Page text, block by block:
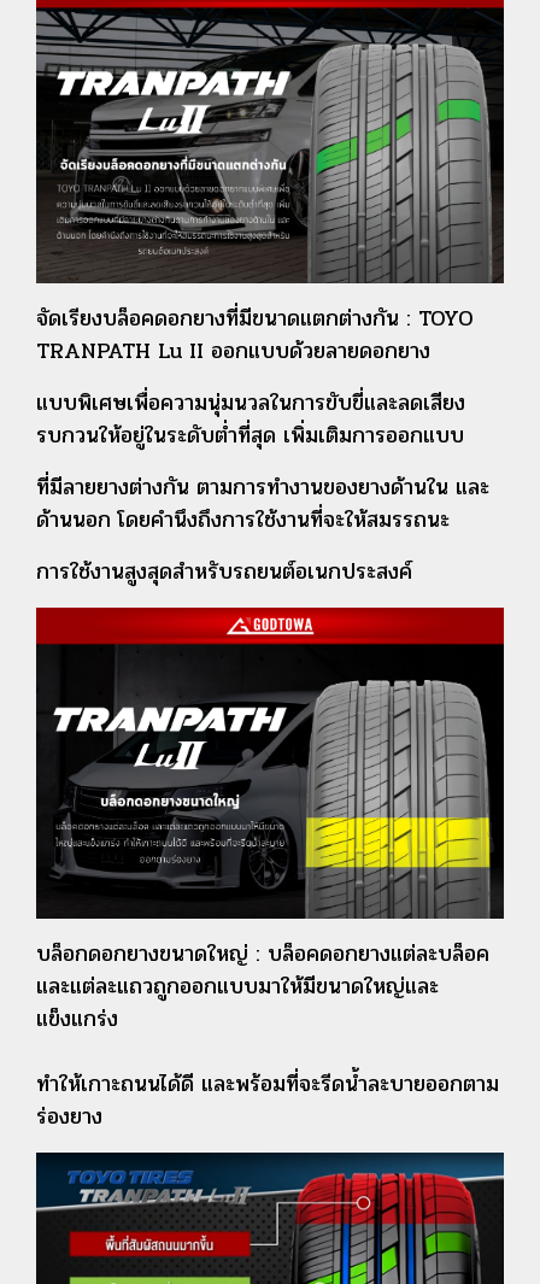
จัดเรียงบล็อคดอกยางที่มีขนาดแตกต่างกัน : TOYO
TRANPATH Lu II ออกแบบด้วยลายดอกยาง
แบบพิเศษเพื่อความนุ่มนวลในการขับขี่และลดเสียง
รบกวนให้อยู่ในระดับต่ำที่สุด เพิ่มเติมการออกแบบ
ที่มีลายยางต่างกัน ตามการทำงานของยางด้านใน และ
ด้านนอก โดยคำนึงถึงการใช้งานที่จะให้สมรรถนะ
การใช้งานสูงสุดสำหรับรถยนต์อเนกประสงค์
บล็อกดอกยางขนาดใหญ่ : บล็อคดอกยางแต่ละบล็อค
และแต่ละแถวถูกออกแบบมาให้มีขนาดใหญ่และ
แข็งแกร่ง
ทำให้เกาะถนนได้ดี และพร้อมที่จะรีดน้ำละบายออกตาม
ร่องยาง